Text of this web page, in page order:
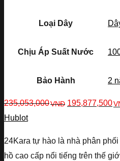
Loại Dây
Chịu Áp Suất Nước
Bảo Hành 2
235,053,000VNĐ 195,877,500
Hublot
24Kara tự hào là nhà phân
hồ cao cấp nổi tiếng trên thế